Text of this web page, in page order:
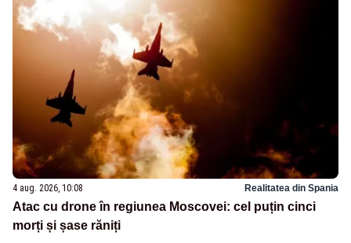
4 aug. 2026, 10:08 Realitatea din Spania
Atac cu drone în regiunea Moscovei: cel puțin cinci
morți și șase răniți